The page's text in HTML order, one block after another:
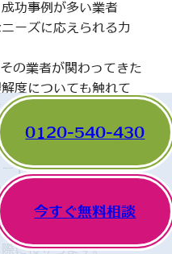
功事例が多い業者
ーズに応えられる力
の業者が関わってきた
度についても触れて
一見、異なった分野
を理解していることが
ドバック: 他のクライ
ビューを確認するこ
応や成果に関する情報
利用者の声は、業者
際に役立ちます。
0120-540-430
今すぐ無料相談